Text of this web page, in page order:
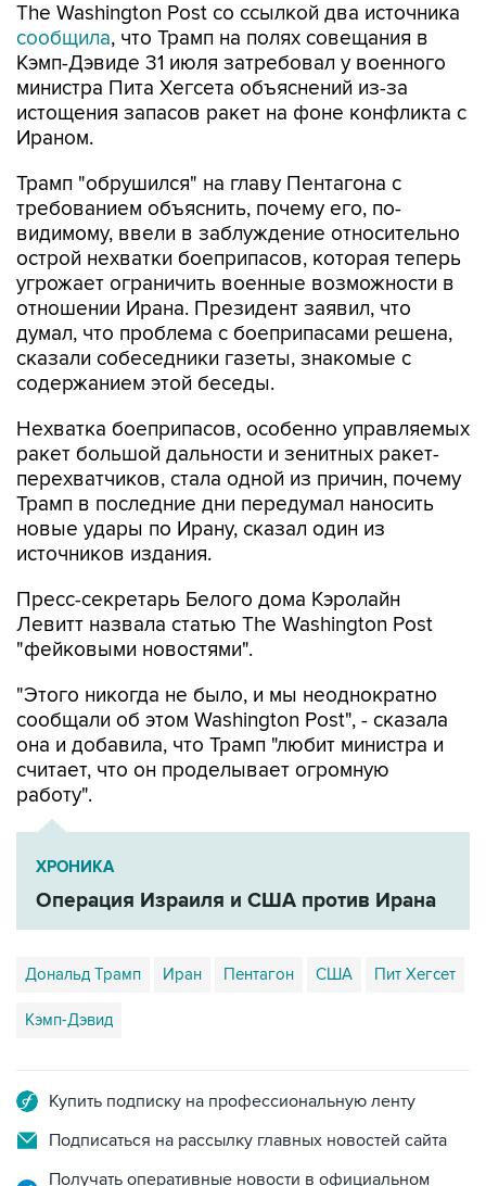
The Washington Post со ссылкой два источника
сообщила, что Трамп на полях совещания в
Кэмп-Дэвиде 31 июля затребовал у военного
министра Пита Хегсета объяснений из-за
истощения запасов ракет на фоне конфликта с
Ираном.
Трамп "обрушился" на главу Пентагона с
требованием объяснить, почему его, по-
видимому, ввели в заблуждение относительно
острой нехватки боеприпасов, которая теперь
угрожает ограничить военные возможности в
отношении Ирана. Президент заявил, что
думал, что проблема с боеприпасами решена,
сказали собеседники газеты, знакомые с
содержанием этой беседы.
Нехватка боеприпасов, особенно управляемых
ракет большой дальности и зенитных ракет-
перехватчиков, стала одной из причин, почему
Трамп в последние дни передумал наносить
новые удары по Ирану, сказал один из
источников издания.
Пресс-секретарь Белого дома Кэролайн
Левитт назвала статью The Washington Post
"фейковыми новостями".
"Этого никогда не было, и мы неоднократно
сообщали об этом Washington Post", - сказала
она и добавила, что Трамп "любит министра и
считает, что он проделывает огромную
работу".
ХРОНИКА
Операция Израиля и США против Ирана
Дональд Трамп Иран Пентагон США Пит Хегсет
Кэмп-Дэвид
Купить подписку на профессиональную ленту
Подписаться на рассылку главных новостей сайта
Получать оперативные новости в официальном